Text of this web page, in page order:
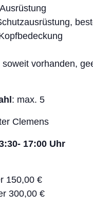
soweit vorhanden,
: max. 5
Clemens
17:00 Uhr
150,00 €
300,00 €